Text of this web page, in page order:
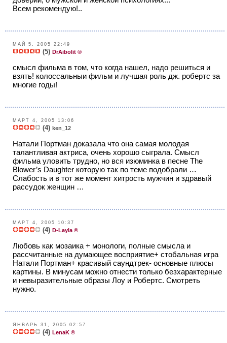
Всем рекомендую!..
МАЙ 5, 2005 22:49
(5) DrAibolit ®
смысл фильма в том, что когда нашел, надо решиться и
взять! колоссальныи фильм и лучшая роль дж. робертс за
многие годы!
МАРТ 4, 2005 13:06
(4) ken_12
Натали Портман доказала что она самая молодая
талантливая актриса, очень хорошо сыграла. Смысл
фильма уловить трудно, но вся изюминка в песне The
Blower’s Daughter которую так по теме подобрали …
Слабость и в тот же момент хитрость мужчин и здравый
рассудок женщин …
МАРТ 4, 2005 10:37
(4) D-Layla ®
Любовь как мозаика + монологи, полные смысла и
рассчитанные на думающее восприятие+ стобальная игра
Натали Портман+ красивый саундтрек- основные плюсы
картины. В минусам можно отнести только безхарактерные
и невыразительные образы Лоу и Робертс. Смотреть
нужно.
ЯНВАРЬ 31, 2005 02:57
(4) LenaK ®